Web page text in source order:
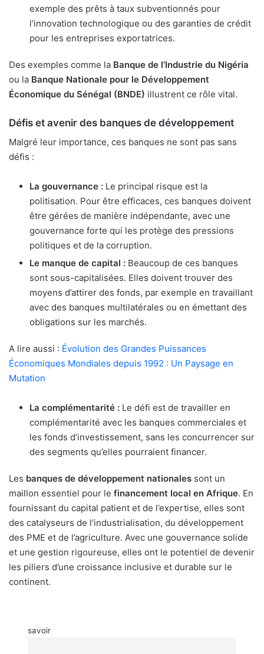
exemple des prêts à taux subventionnés pour
l’innovation technologique ou des garanties de crédit
pour les entreprises exportatrices.
Des exemples comme la Banque de l’Industrie du Nigéria
ou la Banque Nationale pour le Développement
Économique du Sénégal (BNDE) illustrent ce rôle vital.
Défis et avenir des banques de développement
Malgré leur importance, ces banques ne sont pas sans
défis :
La gouvernance : Le principal risque est la
politisation. Pour être efficaces, ces banques doivent
être gérées de manière indépendante, avec une
gouvernance forte qui les protège des pressions
politiques et de la corruption.
Le manque de capital : Beaucoup de ces banques
sont sous-capitalisées. Elles doivent trouver des
moyens d’attirer des fonds, par exemple en travaillant
avec des banques multilatérales ou en émettant des
obligations sur les marchés.
A lire aussi : Évolution des Grandes Puissances
Économiques Mondiales depuis 1992 : Un Paysage en
Mutation
La complémentarité : Le défi est de travailler en
complémentarité avec les banques commerciales et
les fonds d’investissement, sans les concurrencer sur
des segments qu’elles pourraient financer.
Les banques de développement nationales sont un
maillon essentiel pour le financement local en Afrique. En
fournissant du capital patient et de l’expertise, elles sont
des catalyseurs de l’industrialisation, du développement
des PME et de l’agriculture. Avec une gouvernance solide
et une gestion rigoureuse, elles ont le potentiel de devenir
les piliers d’une croissance inclusive et durable sur le
continent.
savoir